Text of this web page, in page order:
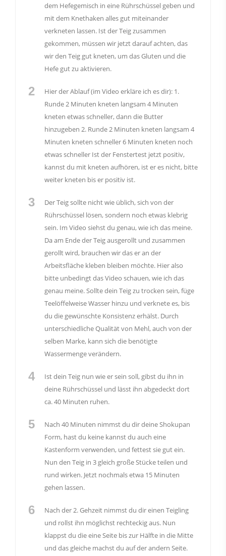
dem Hefegemisch in eine Rührschüssel geben und
mit dem Knethaken alles gut miteinander
verkneten lassen. Ist der Teig zusammen
gekommen, müssen wir jetzt darauf achten, das
wir den Teig gut kneten, um das Gluten und die
Hefe gut zu aktivieren.
2
Hier der Ablauf (im Video erkläre ich es dir): 1.
Runde 2 Minuten kneten langsam 4 Minuten
kneten etwas schneller, dann die Butter
hinzugeben 2. Runde 2 Minuten kneten langsam 4
Minuten kneten schneller 6 Minuten kneten noch
etwas schneller Ist der Fenstertest jetzt positiv,
kannst du mit kneten aufhören, ist er es nicht, bitte
weiter kneten bis er positiv ist.
3
Der Teig sollte nicht wie üblich, sich von der
Rührschüssel lösen, sondern noch etwas klebrig
sein. Im Video siehst du genau, wie ich das meine.
Da am Ende der Teig ausgerollt und zusammen
gerollt wird, brauchen wir das er an der
Arbeitsfläche kleben bleiben möchte. Hier also
bitte unbedingt das Video schauen, wie ich das
genau meine. Sollte dein Teig zu trocken sein, füge
Teelöffelweise Wasser hinzu und verknete es, bis
du die gewünschte Konsistenz erhälst. Durch
unterschiedliche Qualität von Mehl, auch von der
selben Marke, kann sich die benötigte
Wassermenge verändern.
4
Ist dein Teig nun wie er sein soll, gibst du ihn in
deine Rührschüssel und lässt ihn abgedeckt dort
ca. 40 Minuten ruhen.
5
Nach 40 Minuten nimmst du dir deine Shokupan
Form, hast du keine kannst du auch eine
Kastenform verwenden, und fettest sie gut ein.
Nun den Teig in 3 gleich große Stücke teilen und
rund wirken. Jetzt nochmals etwa 15 Minuten
gehen lassen.
6
Nach der 2. Gehzeit nimmst du dir einen Teigling
und rollst ihn möglichst rechteckig aus. Nun
klappst du die eine Seite bis zur Hälfte in die Mitte
und das gleiche machst du auf der andern Seite.